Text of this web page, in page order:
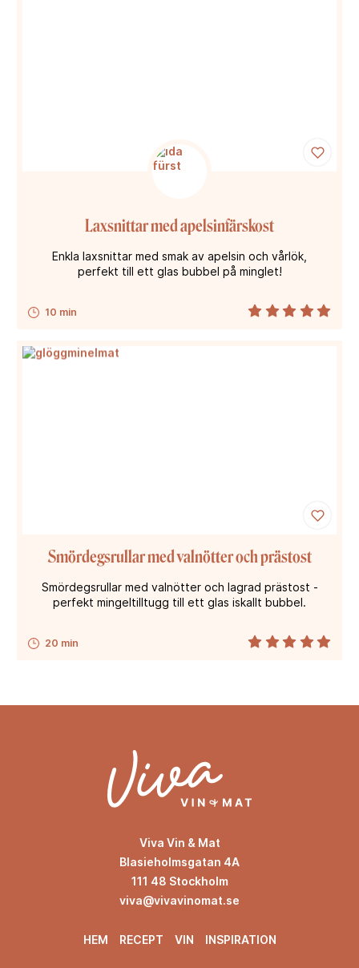
10 min
Laxsnittar med apelsinfärskost
Enkla laxsnittar med smak av apelsin och vårlök,
perfekt till ett glas bubbel på minglet!
20 min
Smördegsrullar med valnötter och prästost
Smördegsrullar med valnötter och lagrad prästost -
perfekt mingeltilltugg till ett glas iskallt bubbel.
Viva Vin & Mat
Blasieholmsgatan 4A
111 48 Stockholm
viva@vivavinomat.se
HEM RECEPT VIN INSPIRATION